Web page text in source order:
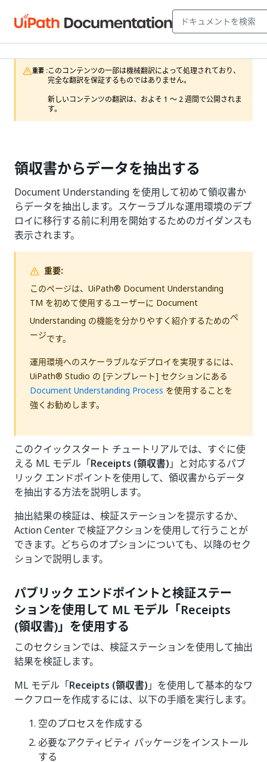
重要 :このコンテンツの一部は機械翻訳によって処理されており、
完全な翻訳を保証するものではありません。
新しいコンテンツの翻訳は、およそ 1 ～ 2 週間で公開されま
す。
領収書からデータを抽出する
Document Understanding を使用して初めて領収書か
らデータを抽出します。スケーラブルな運用環境のデプ
ロイに移行する前に利用を開始するためのガイダンスも
表示されます。
重要:
このページは、UiPath® Document Understanding
TM を初めて使用するユーザーに Document
Understanding の機能を分かりやすく紹介するためのペ
ージです。
運用環境へのスケーラブルなデプロイを実現するには、
UiPath® Studio の [テンプレート] セクションにある
Document Understanding Process を使用することを
強くお勧めします。
このクイックスタート チュートリアルでは、すぐに使
える ML モデル「Receipts (領収書) 」と対応するパブ
リック エンドポイントを使用して、領収書からデータ
を抽出する方法を説明します。
抽出結果の検証は、検証ステーションを提示するか、
Action Center で検証アクションを使用して行うことが
できます。どちらのオプションについても、以降のセク
ションで説明します。
パブリック エンドポイントと検証ステー
ションを使用して ML モデル「Receipts
(領収書)」を使用する
このセクションでは、検証ステーションを使用して抽出
結果を検証します。
ML モデル「Receipts (領収書) 」を使用して基本的なワ
ークフローを作成するには、以下の手順を実行します。
空のプロセスを作成する
必要なアクティビティ パッケージをインストール
する